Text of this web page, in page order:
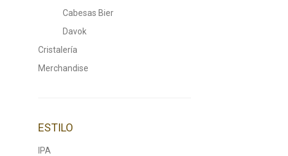
Cabesas Bier
Davok
Cristalería
Merchandise
ESTILO
IPA